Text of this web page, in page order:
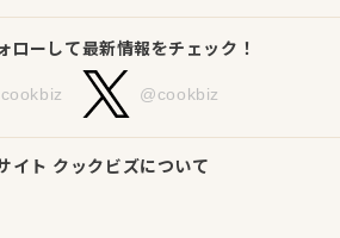
ローして最新情報をチェック！
@cookbiz
イト クックビズについて